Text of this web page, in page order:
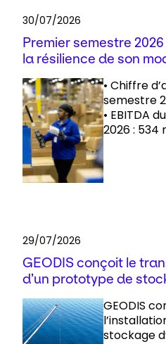
30/07/2026
Premier semestre
la résilience de son
• Chiffre
semestre
• EBITDA
2026 : 534
29/07/2026
GEODIS conçoit le
d’un prototype de
GEODIS
stockage